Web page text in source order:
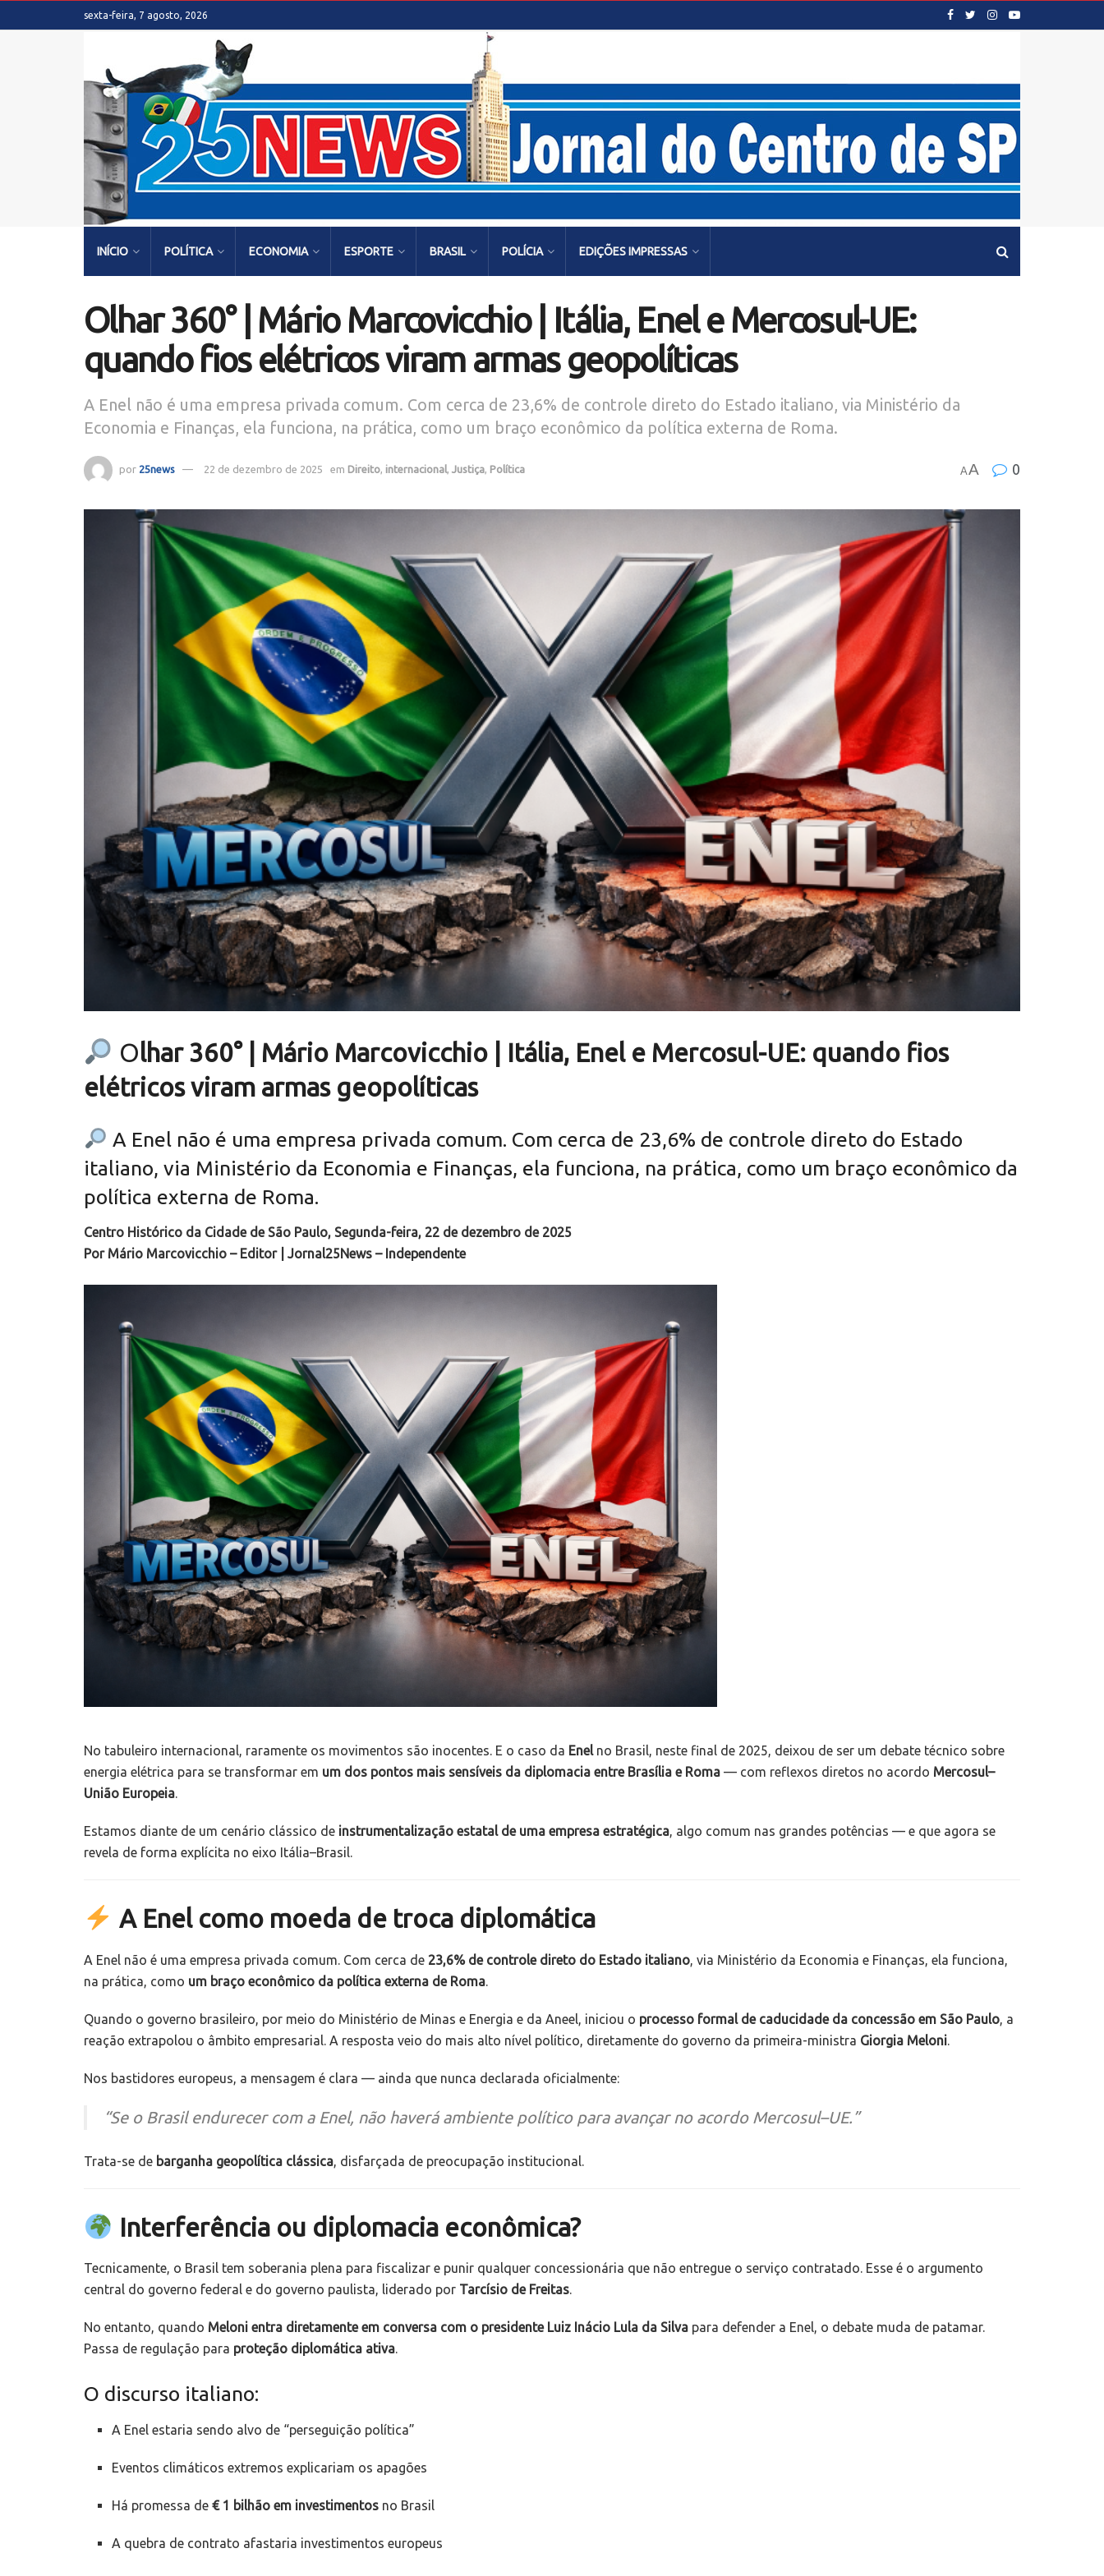
sexta-feira, 7 agosto, 2026
INÍCIO POLÍTICA ECONOMIA ESPORTE BRASIL POLÍCIA EDIÇÕES IMPRESSAS
Olhar 360° | Mário Marcovicchio | Itália, Enel e Mercosul-UE:
quando fios elétricos viram armas geopolíticas
A Enel não é uma empresa privada comum. Com cerca de 23,6% de controle direto do Estado italiano, via Ministério da
Economia e Finanças, ela funciona, na prática, como um braço econômico da política externa de Roma.
por 25news 22 de dezembro de 2025 em Direito internacional Justiça Política AA 0
Olhar 360° | Mário Marcovicchio | Itália, Enel e Mercosul-UE: quando fios
elétricos viram armas geopolíticas
A Enel não é uma empresa privada comum. Com cerca de 23,6% de controle direto do Estado
italiano, via Ministério da Economia e Finanças, ela funciona, na prática, como um braço econômico da
política externa de Roma.
Centro Histórico da Cidade de São Paulo, Segunda-feira, 22 de dezembro de 2025
Por Mário Marcovicchio – Editor | Jornal25News – Independente
No tabuleiro internacional, raramente os movimentos são inocentes. E o caso da Enelno Brasil, neste final de 2025, deixou de ser um debate técnico sobre
energia elétrica para se transformar em um dos pontos mais sensíveis da diplomacia entre Brasília e Roma — com reflexos diretos no acordo Mercosul–
União Europeia.
Estamos diante de um cenário clássico de instrumentalização estatal de uma empresa estratégica, algo comum nas grandes potências — e que agora se
revela de forma explícita no eixo Itália–Brasil.
A Enel como moeda de troca diplomática
A Enel não é uma empresa privada comum. Com cerca de 23,6% de controle direto do Estado italiano, via Ministério da Economia e Finanças, ela funciona,
na prática, como um braço econômico da política externa de Roma.
Quando o governo brasileiro, por meio do Ministério de Minas e Energia e da Aneel, iniciou o processo formal de caducidade da concessão em São Paulo, a
reação extrapolou o âmbito empresarial. A resposta veio do mais alto nível político, diretamente do governo da primeira-ministra Giorgia Meloni.
Nos bastidores europeus, a mensagem é clara — ainda que nunca declarada oficialmente:
“Se o Brasil endurecer com a Enel, não haverá ambiente político para avançar no acordo Mercosul–UE.”
Trata-se de barganha geopolítica clássica, disfarçada de preocupação institucional.
Interferência ou diplomacia econômica?
Tecnicamente, o Brasil tem soberania plena para fiscalizar e punir qualquer concessionária que não entregue o serviço contratado. Esse é o argumento
central do governo federal e do governo paulista, liderado por Tarcísio de Freitas.
No entanto, quando Meloni entra diretamente em conversa com o presidente Luiz Inácio Lula da Silva para defender a Enel, o debate muda de patamar.
Passa de regulação para proteção diplomática ativa.
O discurso italiano:
A Enel estaria sendo alvo de “perseguição política”
Eventos climáticos extremos explicariam os apagões
Há promessa de€ 1 bilhão em investimentos no Brasil
A quebra de contrato afastaria investimentos europeus